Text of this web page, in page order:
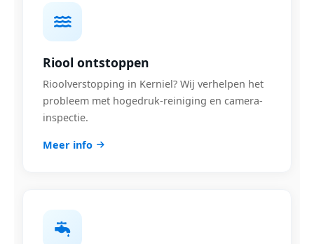
Riool ontstoppen
Rioolverstopping in Kerniel? Wij verhelpen het
probleem met hogedruk-reiniging en camera-
inspectie.
Meer info